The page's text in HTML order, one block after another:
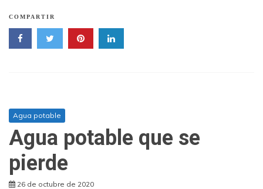
COMPARTIR
Agua potable
Agua potable que se
pierde
26 de octubre de 2020